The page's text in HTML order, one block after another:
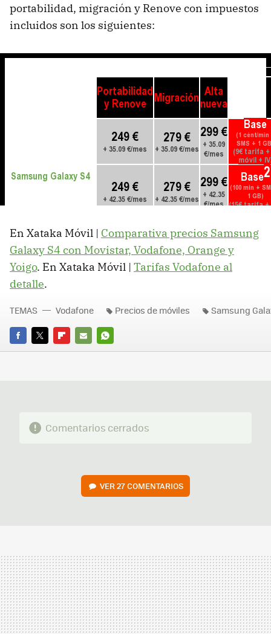
portabilidad, migración y Renove con impuestos
incluidos son los siguientes:
En Xataka Móvil | Comparativa precios Samsung
Galaxy S4 con Movistar, Vodafone, Orange y
Yoigo. En Xataka Móvil | Tarifas Vodafone al
detalle.
FACEBOOK
TWITTERFLIPBOARD
E-
WHATSAPP
TEMAS Vodafone Precios de móviles Samsung
Comentarios cerrados
VER27 COMENTARIOS